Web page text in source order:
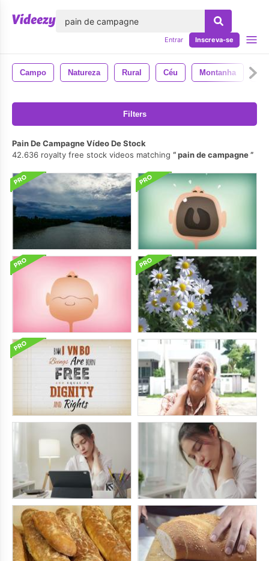
Entrar Inscreva-se
Campo Natureza Rural Céu Montanha
Filters
Pain De Campagne Vídeo De Stock
42.636 royalty free stock videos matching
pain de campagne